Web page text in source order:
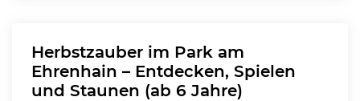
Herbstzauber im Park am
Ehrenhain – Entdecken, Spielen
und Staunen (ab 6 Jahre)